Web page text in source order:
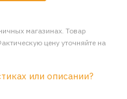
магазинах. Товар
цену уточняйте на
или описании?